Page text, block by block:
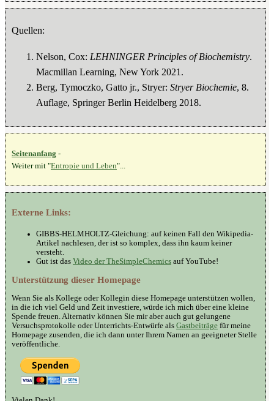
Quellen:
Nelson, Cox: LEHNINGER Principles of Biochemistry.
Macmillan Learning, New York 2021.
Berg, Tymoczko, Gatto jr., Stryer: Stryer Biochemie, 8.
Auflage, Springer Berlin Heidelberg 2018.
Seitenanfang -
Weiter mit "Entropie und Leben"...
Externe Links:
GIBBS-HELMHOLTZ-Gleichung: auf keinen Fall den Wikipedia-
Artikel nachlesen, der ist so komplex, dass ihn kaum keiner
versteht.
Gut ist das Video der TheSimpleChemics auf YouTube!
Unterstützung dieser Homepage
Wenn Sie als Kollege oder Kollegin diese Homepage unterstützen wollen,
in die ich viel Geld und Zeit investiere, würde ich mich über eine kleine
Spende freuen. Alternativ können Sie mir aber auch gut gelungene
Versuchsprotokolle oder Unterrichts-Entwürfe als Gastbeiträge für meine
Homepage zusenden, die ich dann unter Ihrem Namen an geeigneter Stelle
veröffentliche.